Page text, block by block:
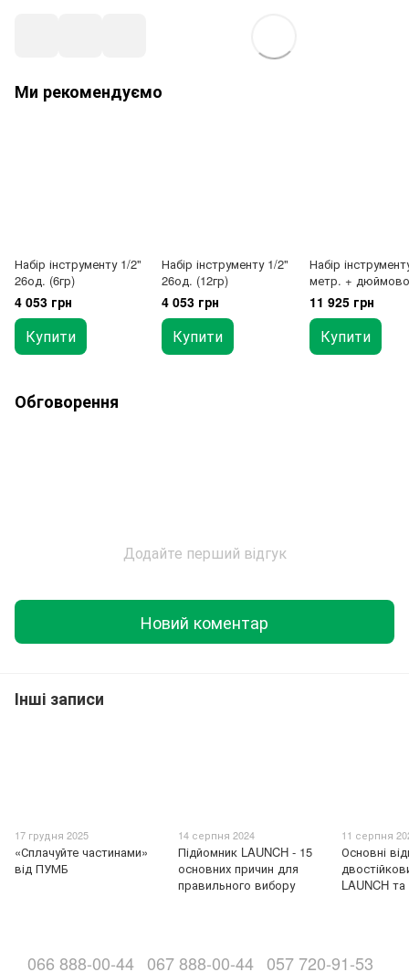
Ми рекомендуємо
Набір інструменту 1/2"
26од. (6гр)
4 053 грн
Купити
Набір інструменту 1/2"
26од. (12гр)
4 053 грн
Купити
Набір
метр. +
4 "26од. (12-гр.)
11 925 грн
Купити
Обговорення
Додайте перший відгук
Новий коментар
Інші записи
17 грудня 2025
«Сплачуйте частинами»
від ПУМБ
14 серпня 2024
Підйомник LAUNCH - 15
основних причин для
правильного вибору
11 серпня
Основні
LAUNCH
066 888-00-44 067 888-00-44 057 720-91-53